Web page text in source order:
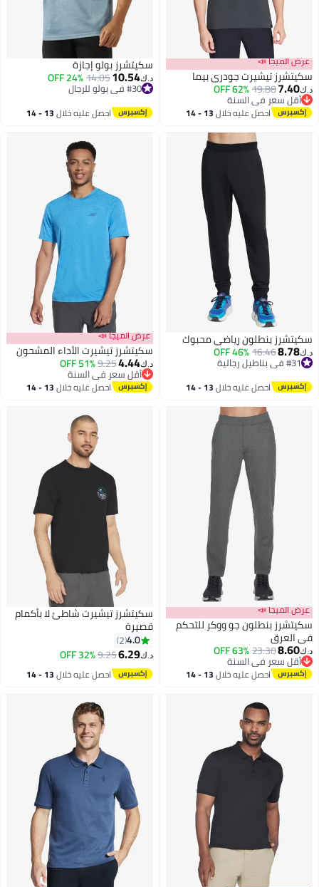
عرض الميجا 📣
سكيتشرز تيشيرت جودري بيما
د.ك‏7.40
19.88
62% OFF
أقل سعر في السنة
أقل سعر في السنة
احصل عليه خلال 13 - 14
سكيتشرز بولو إجازة
د.ك‏10.54
14.05
24% OFF
#30 في بولو للرجال
احصل عليه خلال 13 - 14
سكيتشرز بنطلون رياضي محبوك
د.ك‏8.78
16.46
46% OFF
#31 في بناطيل رجالية
احصل عليه خلال 13 - 14
عرض الميجا 📣
سكيتشرز تيشيرت الأداء المشحون
د.ك‏4.44
9.25
51% OFF
أقل سعر في السنة
أقل سعر في السنة
احصل عليه خلال 13 - 14
عرض الميجا 📣
سكيتشرز بنطلون جو ووكر للتحكم
في العرق
د.ك‏8.60
23.30
63% OFF
أقل سعر في السنة
أقل سعر في السنة
احصل عليه خلال 13 - 14
سكيتشرز تيشيرت شاطئ لا بأكمام
قصيرة
4.0
2
د.ك‏6.29
9.25
32% OFF
احصل عليه خلال 13 - 14